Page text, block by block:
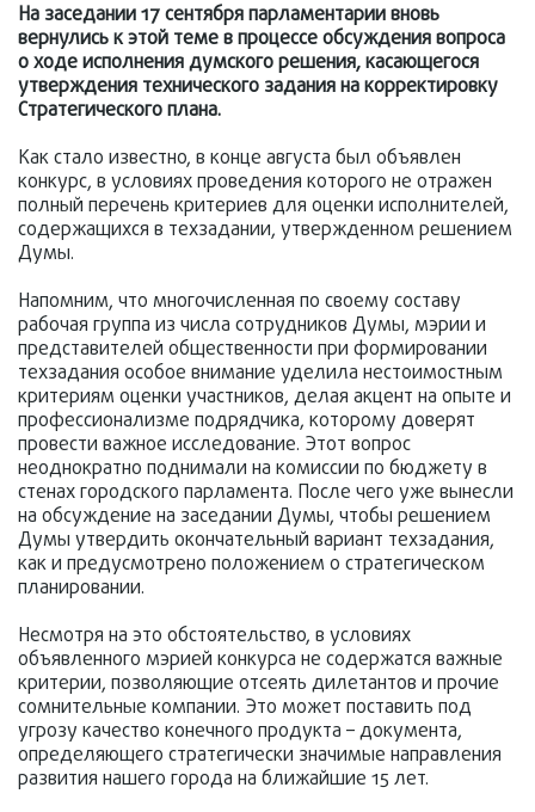
На заседании 17 сентября парламентарии вновь
вернулись к этой теме в процессе обсуждения вопроса
о ходе исполнения думского решения, касающегося
утверждения технического задания на корректировку
Стратегического плана.
Как стало известно, в конце августа был объявлен
конкурс, в условиях проведения которого не отражен
полный перечень критериев для оценки исполнителей,
содержащихся в техзадании, утвержденном решением
Думы.
Напомним, что многочисленная по своему составу
рабочая группа из числа сотрудников Думы, мэрии и
представителей общественности при формировании
техзадания особое внимание уделила нестоимостным
критериям оценки участников, делая акцент на опыте и
профессионализме подрядчика, которому доверят
провести важное исследование. Этот вопрос
неоднократно поднимали на комиссии по бюджету в
стенах городского парламента. После чего уже вынесли
на обсуждение на заседании Думы, чтобы решением
Думы утвердить окончательный вариант техзадания,
как и предусмотрено положением о стратегическом
планировании.
Несмотря на это обстоятельство, в условиях
объявленного мэрией конкурса не содержатся важные
критерии, позволяющие отсеять дилетантов и прочие
сомнительные компании. Это может поставить под
угрозу качество конечного продукта – документа,
определяющего стратегически значимые направления
развития нашего города на ближайшие 15 лет.